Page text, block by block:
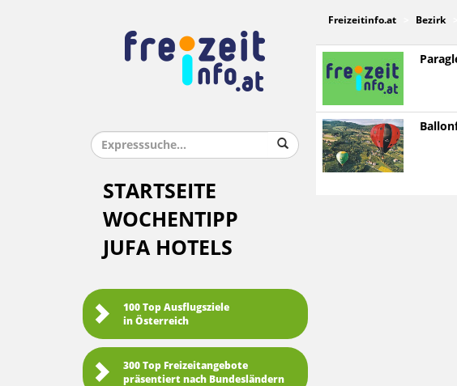
STARTSEITE
WOCHENTIPP
JUFA HOTELS
100 Top Ausflugsziele
in Österreich
300 Top Freizeitangebote
präsentiert nach Bundesländern
Freizeitinfo.at Bezirk